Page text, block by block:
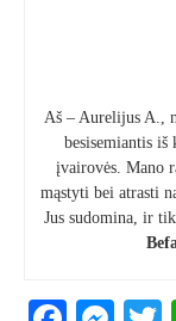
Aš – Aurelijus A.,
besisemiantis
įvairovės. Mano
mąstyti bei atrasti
Jus sudomina, ir